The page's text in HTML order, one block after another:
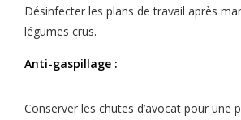
Désinfecter les plans de travail après
légumes crus.
Anti-gaspillage :
Conserver les chutes d’avocat pour une